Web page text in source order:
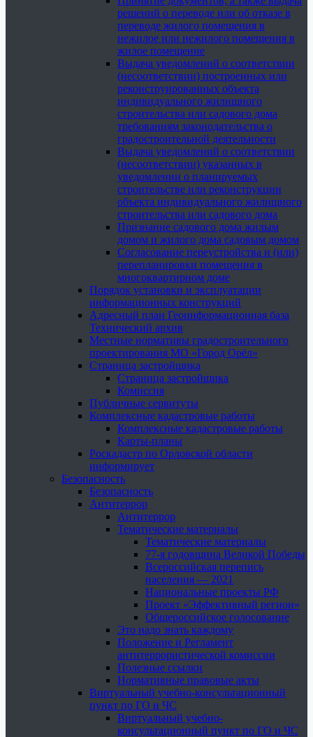
решений о переводе или об отказе в
переводе жилого помещения в
нежилое или нежилого помещения в
жилое помещение
Выдача уведомлений о соответствии
(несоответствии) построенных или
реконструированных объекта
индивидуального жилищного
строительства или садового дома
требованиям законодательства о
градостроительной деятельности
Выдача уведомлений о соответствии
(несоответствии) указанных в
уведомлении о планируемых
строительстве или реконструкции
объекта индивидуального жилищного
строительства или садового дома
Признание садового дома жилым
домом и жилого дома садовым домом
Согласование переустройства и (или)
перепланировки помещения в
многоквартирном доме
Порядок установки и эксплуатации
информационных конструкций
Адресный план Геоинформационная база
Технический архив
Местные нормативы градостроительного
проектирования МО «Город Орёл»
Страница застройщика
Страница застройщика
Комиссия
Публичные сервитуты
Комплексные кадастровые работы
Комплексные кадастровые работы
Карты-планы
Роскадастр по Орловской области
информирует
Безопасность
Безопасность
Антитеррор
Антитеррор
Тематические материалы
Тематические материалы
77-я годовщина Великой Победы
Всероссийская перепись
населения — 2021
Национальные проекты РФ
Проект «Эффективный регион»
Общероссийское голосование
Это надо знать каждому
Положение и Регламент
антитеррористической комиссии
Полезные ссылки
Нормативные правовые акты
Виртуальный учебно-консультационный
пункт по ГО и ЧС
Виртуальный учебно-
консультационный пункт по ГО и ЧС